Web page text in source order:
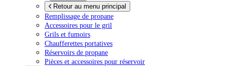
Retour au menu principal
Remplissage de propane
Accessoires pour le gril
Grils et fumoirs
Chaufferettes portatives
Réservoirs de propane
Pièces et accessoires pour réservoir